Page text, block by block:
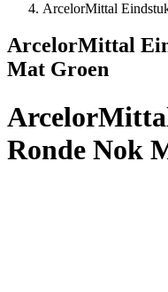
ArcelorMittal
ArcelorMittal
Mat Groen
Ronde Nok